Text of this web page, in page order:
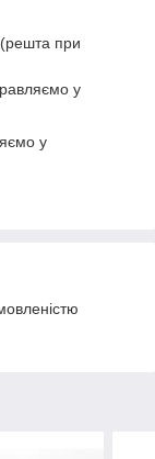
при
у
у